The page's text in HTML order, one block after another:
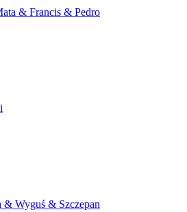
& Francis & Pedro
Wyguś & Szczepan